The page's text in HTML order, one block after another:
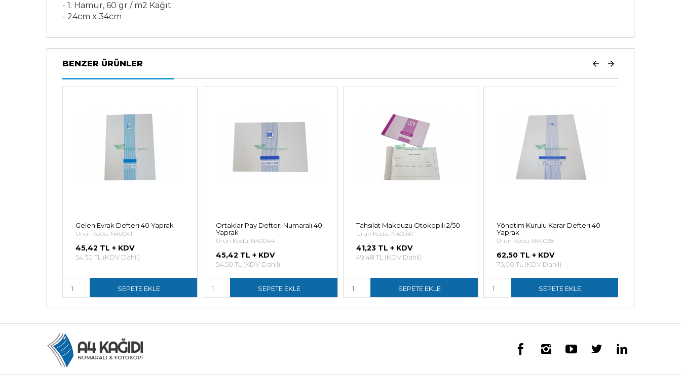
- 1. Hamur, 60 gr / m2 Kağıt
- 24cm x 34cm
BENZER ÜRÜNLER
Gelen Evrak Defteri 40 Yaprak
Ürün Kodu: N40041
45,42 TL + KDV
54,50 TL (KDV Dahil)
SEPETE EKLE
Ortaklar Pay Defteri Numaralı 40
Yaprak
Ürün Kodu: N40044
45,42 TL + KDV
54,50 TL (KDV Dahil)
SEPETE EKLE
Tahsilat Makbuzu Otokopili 2/50
Ürün Kodu: N40047
41,23 TL + KDV
49,48 TL (KDV Dahil)
SEPETE EKLE
Yönetim Kurulu Karar Defteri 40
Yaprak
Ürün Kodu: N40038
62,50 TL + KDV
75,00 TL (KDV Dahil)
SEPETE EKLE